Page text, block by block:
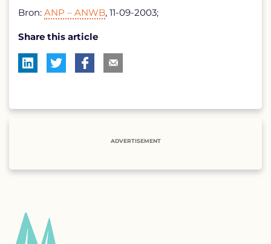
Bron: ANP – ANWB, 11-09-2003;
Share this article
ADVERTISEMENT